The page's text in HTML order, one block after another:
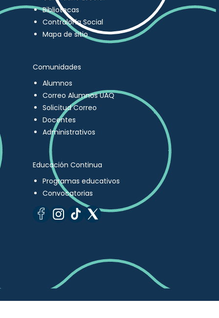
Bibliotecas
Contraloría Social
Mapa de sitio
Comunidades
Alumnos
Correo Alumnos UAQ
Solicitud Correo
Docentes
Administrativos
Educación Continua
Programas educativos
Convocatorias